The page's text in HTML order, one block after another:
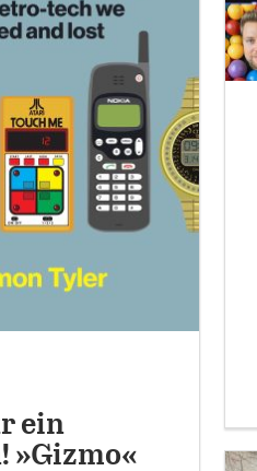
ein
»Gizmo«